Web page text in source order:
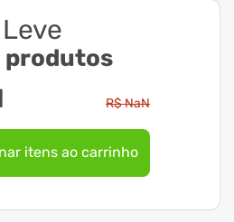
Leve
produtos
R$NaN
itens ao carrinho